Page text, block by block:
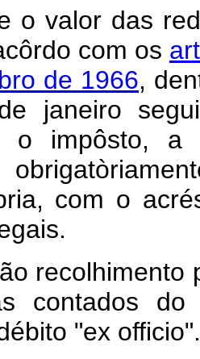
o valor das
com os
de 1966,
janeiro
o impôsto,
com o
contados do
"ex officio".